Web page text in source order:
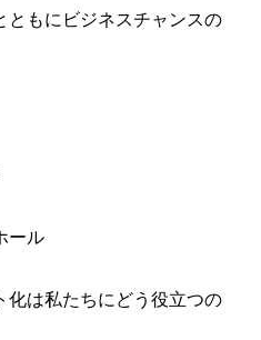
ともにビジネスチャンスの
ール
化は私たちにどう役立つの